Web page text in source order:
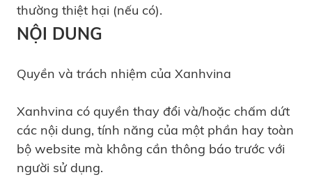
thường thiệt hại (nếu có).
NỘI DUNG
Quyền và trách nhiệm của Xanhvina
Xanhvina có quyền thay đổi và/hoặc chấm dứt
các nội dung, tính năng của một phần hay toàn
bộ website mà không cần thông báo trước với
người sử dụng.